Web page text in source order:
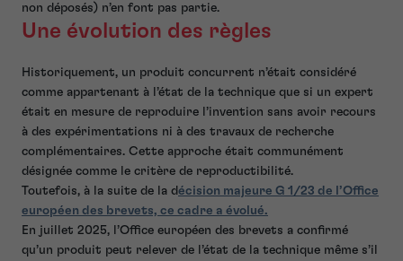
non déposés) n’en font pas partie.
Une évolution des règles
Historiquement, un produit concurrent n’était considéré
comme appartenant à l’état de la technique que si un expert
était en mesure de reproduire l’invention sans avoir recours
à des expérimentations ni à des travaux de recherche
complémentaires. Cette approche était communément
désignée comme le critère de reproductibilité.
Toutefois, à la suite de la décision majeure G 1/23 de l’Office
européen des brevets, ce cadre a évolué.
En juillet 2025, l’Office européen des brevets a confirmé
qu’un produit peut relever de l’état de la technique même s’il